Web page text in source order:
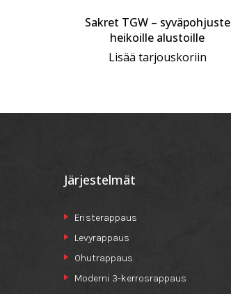
Sakret TGW – syväpohjuste
heikoille alustoille
Lisää tarjouskoriin
Järjestelmät
Eristerappaus
Levyrappaus
Ohutrappaus
Moderni 3-kerrosrappaus